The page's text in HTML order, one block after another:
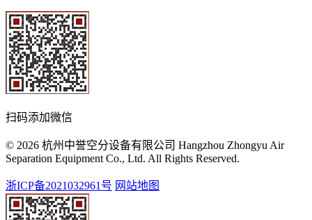
扫码添加微信
© 2026 杭州中誉空分设备有限公司 Hangzhou Zhongyu Air
Separation Equipment Co., Ltd. All Rights Reserved.
浙ICP备2021032961号 网站地图